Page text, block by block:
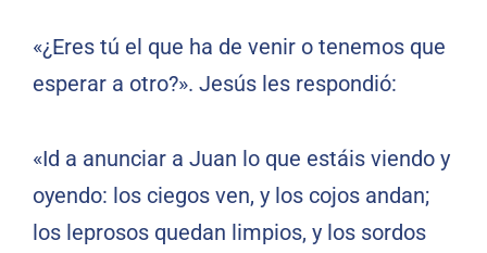
«¿Eres tú el que ha de venir o tenemos que
esperar a otro?». Jesús les respondió:
«Id a anunciar a Juan lo que estáis viendo y
oyendo: los ciegos ven, y los cojos andan;
los leprosos quedan limpios, y los sordos